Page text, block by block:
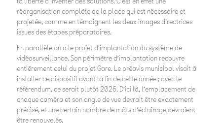
réorganisation complète de la place qui est nécessaire et
projetée, comme en témoignent les deux images directrices
issues des étapes préparatoires.
En parallèle on a le projet d’implantation du système de
vidéosurveillance. Son périmètre d’implantation recouvre
entièrement celui du projet Gare. Le préavis municipal visait à
installer ce dispositif avant la fin de cette année ; avec le
référendum, ce serait plutôt 2026. D’ici là, l’emplacement de
chaque caméra et son angle de vue devrait être exactement
précisé, et une certain nombre de mâts d’éclairage devraient
être renouvelés.